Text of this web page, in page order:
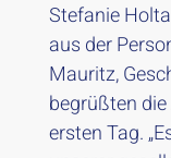
Stefanie
aus der
Mauritz,
begrüßten
ersten Tag.